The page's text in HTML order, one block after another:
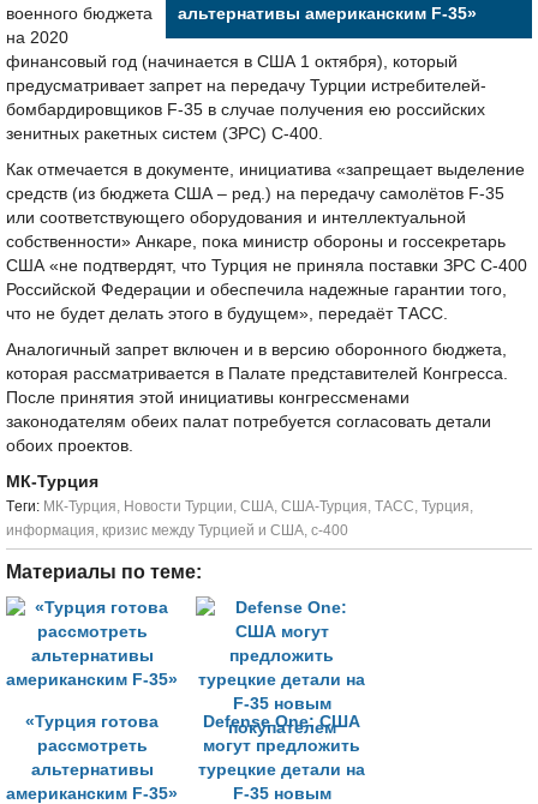
альтернативы американским F-35»
военного бюджета
на 2020
финансовый год (начинается в США 1 октября), который
предусматривает запрет на передачу Турции истребителей-
бомбардировщиков F-35 в случае получения ею российских
зенитных ракетных систем (ЗРС) С-400.
Как отмечается в документе, инициатива «запрещает выделение
средств (из бюджета США – ред.) на передачу самолётов F-35
или соответствующего оборудования и интеллектуальной
собственности» Анкаре, пока министр обороны и госсекретарь
США «не подтвердят, что Турция не приняла поставки ЗРС С-400
Российской Федерации и обеспечила надежные гарантии того,
что не будет делать этого в будущем», передаёт ТАСС.
Аналогичный запрет включен и в версию оборонного бюджета,
которая рассматривается в Палате представителей Конгресса.
После принятия этой инициативы конгрессменами
законодателям обеих палат потребуется согласовать детали
обоих проектов.
МК-Турция
Tеги: МК-Турция, Новости Турции, США, США-Турция, ТАСС, Турция,
информация, кризис между Турцией и США, с-400
Материалы по теме:
«Турция готова
рассмотреть
альтернативы
американским F-35»
Defense One: США
могут предложить
турецкие детали на
F-35 новым